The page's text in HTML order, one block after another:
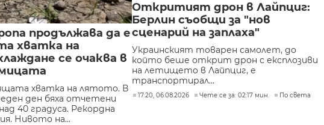
продължава да е
хватка на
се очаква в
хватка на лятото. В
ден бяха отчетени
40 градуса. Рекордна
Нивото на...
Откритият дрон в Лайпциг:
Берлин съобщи за "нов
сценарий на заплаха"
Украинският товарен самолет, до
който беше открит дрон с експлозиви
на летището в Лайпциг, е
транспортирал...
17:20, 06.08.2026 Чете се за: 02:17 мин. По света